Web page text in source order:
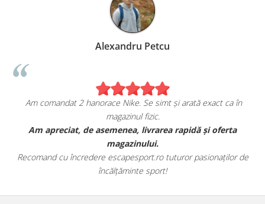
Alexandru Petcu
Am comandat 2 hanorace Nike. Se simt și arată exact ca în
magazinul fizic.
Am apreciat, de asemenea, livrarea rapidă și oferta
magazinului.
Recomand cu încredere escapesport.ro tuturor pasionaților de
încălțăminte sport!